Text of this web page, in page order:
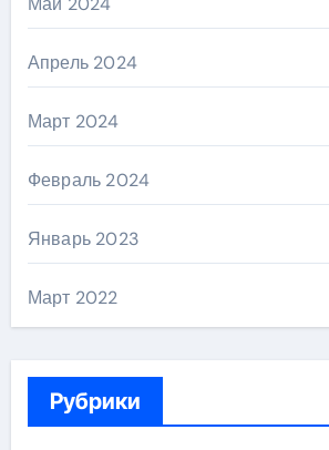
Апрель 2024
Март 2024
Февраль 2024
Январь 2023
Март 2022
Рубрики